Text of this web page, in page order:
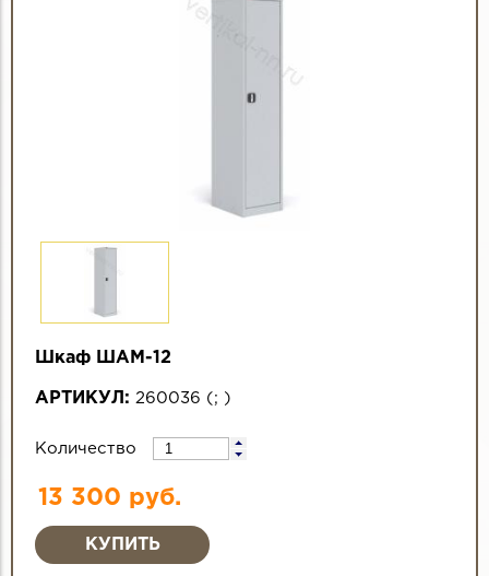
Шкаф ШАМ-12
АРТИКУЛ: 260036 ( ; )
Количество
13 300 руб.